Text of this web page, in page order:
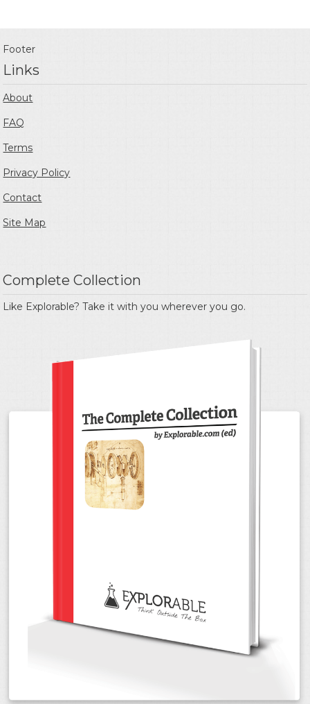
Footer
Links
About
FAQ
Terms
Privacy Policy
Contact
Site Map
Complete Collection
Like Explorable? Take it with you wherever you go.